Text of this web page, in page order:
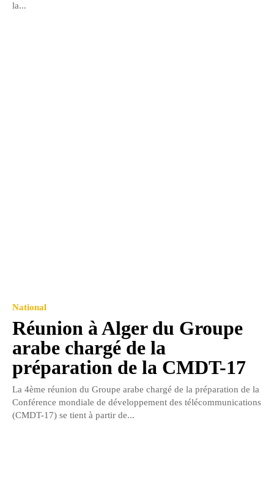
la...
National
Réunion à Alger du Groupe
arabe chargé de la
préparation de la CMDT-17
La 4ème réunion du Groupe arabe chargé de la préparation de la
Conférence mondiale de développement des télécommunications
(CMDT-17) se tient à partir de...